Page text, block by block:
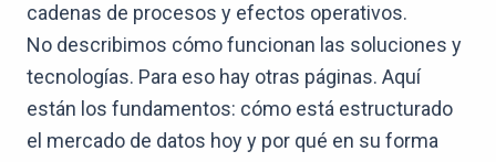
cadenas de procesos y efectos operativos.
No describimos cómo funcionan las soluciones y
tecnologías. Para eso hay otras páginas. Aquí
están los fundamentos: cómo está estructurado
el mercado de datos hoy y por qué en su forma